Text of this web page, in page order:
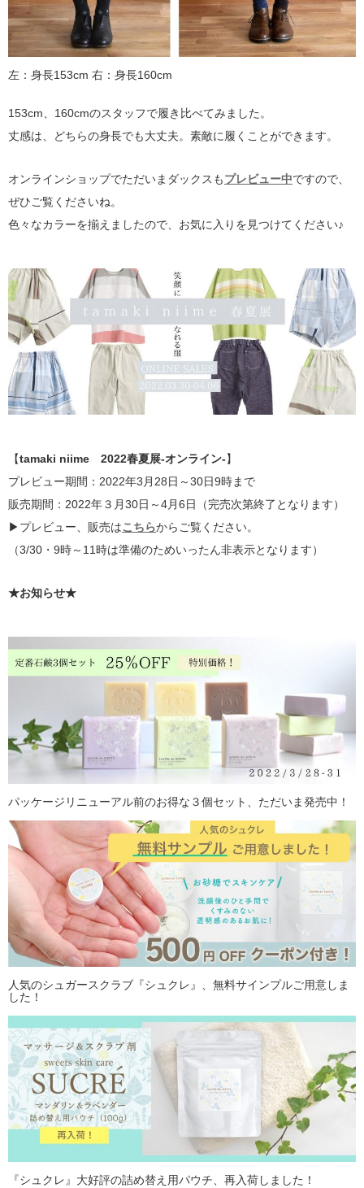
左：身長153cm 右：身長160cm
153cm、160cmのスタッフで履き比べてみました。
丈感は、どちらの身長でも大丈夫。素敵に履くことができます。
オンラインショップでただいまダックスもプレビュー中ですので、
ぜひご覧くださいね。
色々なカラーを揃えましたので、お気に入りを見つけてください♪
【tamaki niime 2022春夏展-オンライン-】
プレビュー期間：2022年3月28日～30日9時まで
販売期間：2022年３月30日～4月6日（完売次第終了となります）
▶プレビュー、販売はこちらからご覧ください。
（3/30・9時～11時は準備のためいったん非表示となります）
★お知らせ★
パッケージリニューアル前のお得な３個セット、ただいま発売中！
人気のシュガースクラブ『シュクレ』、無料サインプルご用意しま
した！
『シュクレ』大好評の詰め替え用パウチ、再入荷しました！